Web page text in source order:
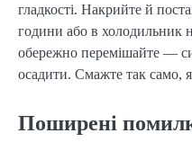
гладкості. Накрийте й
години або в холодильник
обережно перемішайте —
осадити. Смажте так само,
Поширені